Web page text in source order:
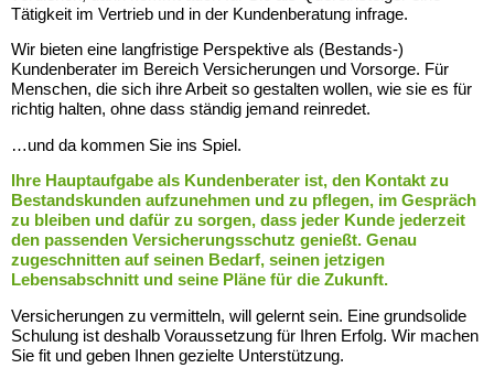
Tätigkeit im Vertrieb und in der Kundenberatung infrage.
Wir bieten eine langfristige Perspektive als (Bestands-)
Kundenberater im Bereich Versicherungen und Vorsorge. Für
Menschen, die sich ihre Arbeit so gestalten wollen, wie sie es für
richtig halten, ohne dass ständig jemand reinredet.
…und da kommen Sie ins Spiel.
Ihre Hauptaufgabe als Kundenberater ist, den Kontakt zu
Bestandskunden aufzunehmen und zu pflegen, im Gespräch
zu bleiben und dafür zu sorgen, dass jeder Kunde jederzeit
den passenden Versicherungsschutz genießt. Genau
zugeschnitten auf seinen Bedarf, seinen jetzigen
Lebensabschnitt und seine Pläne für die Zukunft.
Versicherungen zu vermitteln, will gelernt sein. Eine grundsolide
Schulung ist deshalb Voraussetzung für Ihren Erfolg. Wir machen
Sie fit und geben Ihnen gezielte Unterstützung.